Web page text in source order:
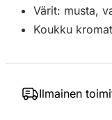
Värit: musta,
Koukku
Ilmainen